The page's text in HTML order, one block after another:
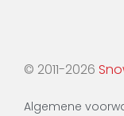
© 2011-2026
Algemene